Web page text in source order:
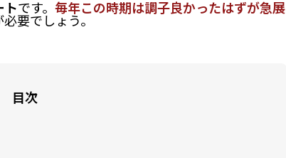
トです。 毎年この時期は調子良かったはずが急展
要でしょう。
目次